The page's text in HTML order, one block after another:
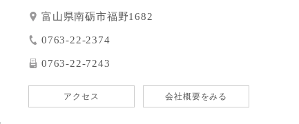
富山県南砺市福野1682
0763-22-2374
0763-22-7243
アクセス 会社概要をみる